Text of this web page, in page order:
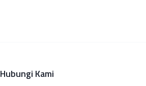
Hubungi Kami